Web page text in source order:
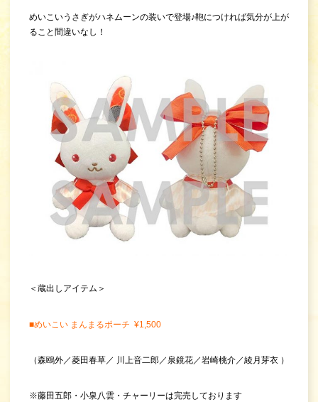
めいこいうさぎがハネムーンの装いで登場♪鞄につければ気分が上が
ること間違いなし！
＜蔵出しアイテム＞
■めいこい まんまるポーチ ¥1,500
（森鴎外／菱田春草／ 川上音二郎／泉鏡花／岩崎桃介／綾月芽衣 ）
※藤田五郎・小泉八雲・チャーリーは完売しております